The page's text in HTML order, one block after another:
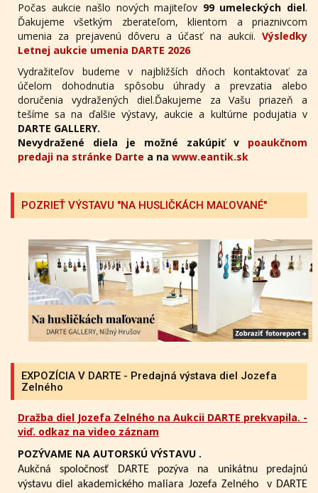
Počas aukcie našlo nových majiteľov 99 umeleckých diel.
Ďakujeme všetkým zberateľom, klientom a priaznivcom
umenia za prejavenú dôveru a účasť na aukcii. Výsledky
Letnej aukcie umenia DARTE 2026
Vydražiteľov budeme v najbližších dňoch kontaktovať za
účelom dohodnutia spôsobu úhrady a prevzatia alebo
doručenia vydražených diel.Ďakujeme za Vašu priazeň a
tešíme sa na ďalšie výstavy, aukcie a kultúrne podujatia v
DARTE GALLERY.
Nevydražené diela je možné zakúpiť v poaukčnom
predaji na stránke Darte a na www.eantik.sk
POZRIEŤ VÝSTAVU "NA HUSLIČKÁCH MAĽOVANÉ"
EXPOZÍCIA V DARTE - Predajná výstava diel Jozefa
Zelného
Dražba diel Jozefa Zelného na Aukcii DARTE prekvapila. -
viď. odkaz na video záznam
POZÝVAME NA AUTORSKÚ VÝSTAVU .
Aukčná spoločnosť DARTE pozýva na unikátnu predajnú
výstavu diel akademického maliara Jozefa Zelného
v DARTE